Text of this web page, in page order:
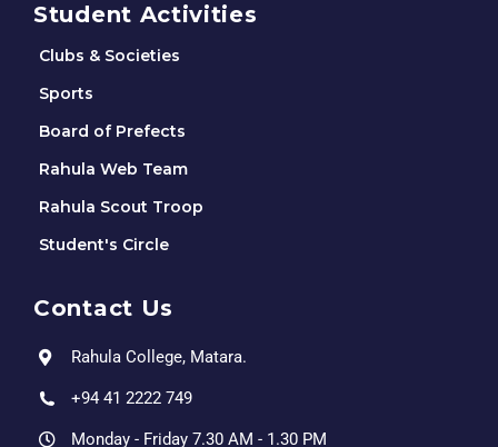
Student Activities
Clubs & Societies
Sports
Board of Prefects
Rahula Web Team
Rahula Scout Troop
Student's Circle
Contact Us
Rahula College, Matara.
+94 41 2222 749
Monday - Friday 7.30 AM - 1.30 PM